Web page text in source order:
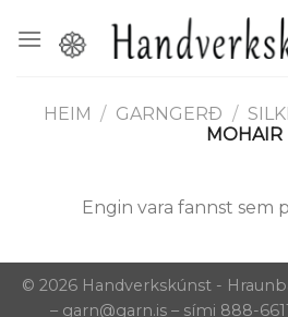
HEIM / GARNGERÐ /
MOHAIR
Engin vara fannst sem
© 2026 Handverkskúnst -
– garn@garn.is – sími 888-